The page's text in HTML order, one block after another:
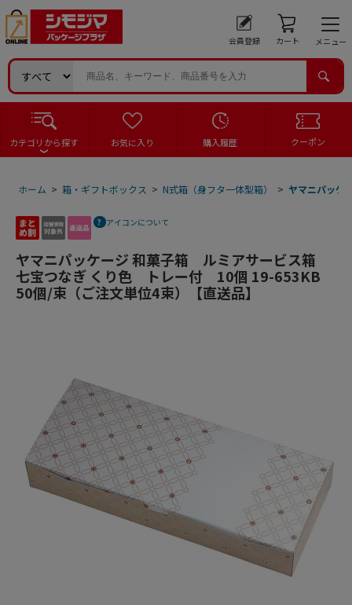
会員登録 カート メニュー
カテゴリから探す お気に入り 購入履歴 クーポン
ホーム > 箱・ギフトボックス > N式箱（身フタ一体型箱） > ヤマニパッケ
アイコンについて
ヤマニパッケージ 和菓子箱 ルミアサービス箱
七宝つなぎ くり色 トレー付 10個 19-653KB
50個/束（ご注文単位4束）【直送品】